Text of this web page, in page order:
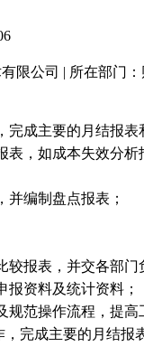
限公司 | 所在部门
完成主要的月结报表
表，如成本失效分
并编制盘点报表；
较报表，并交各部门
报资料及统计资料；
范操作流程，提高
完成主要的月结报